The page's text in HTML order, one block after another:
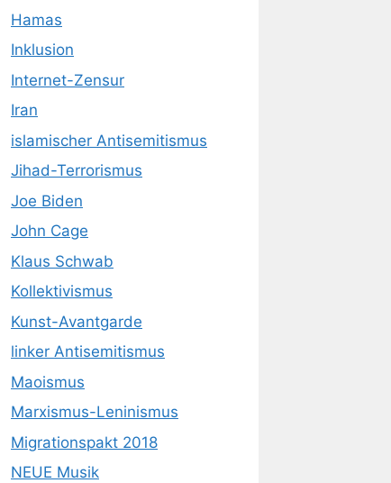
Hamas
Inklusion
Internet-Zensur
Iran
islamischer Antisemitismus
Jihad-Terrorismus
Joe Biden
John Cage
Klaus Schwab
Kollektivismus
Kunst-Avantgarde
linker Antisemitismus
Maoismus
Marxismus-Leninismus
Migrationspakt 2018
NEUE Musik